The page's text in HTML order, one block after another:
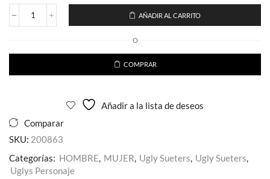
Sueter
Sweater
con
AÑADIR AL CARRITO
O
COMPRAR
Añadir a la lista de deseos
Comparar
SKU: 200863
Categorías: HOMBRE, MUJER, Ugly Sueters, Ugly Sueters,
Uglys Personaje